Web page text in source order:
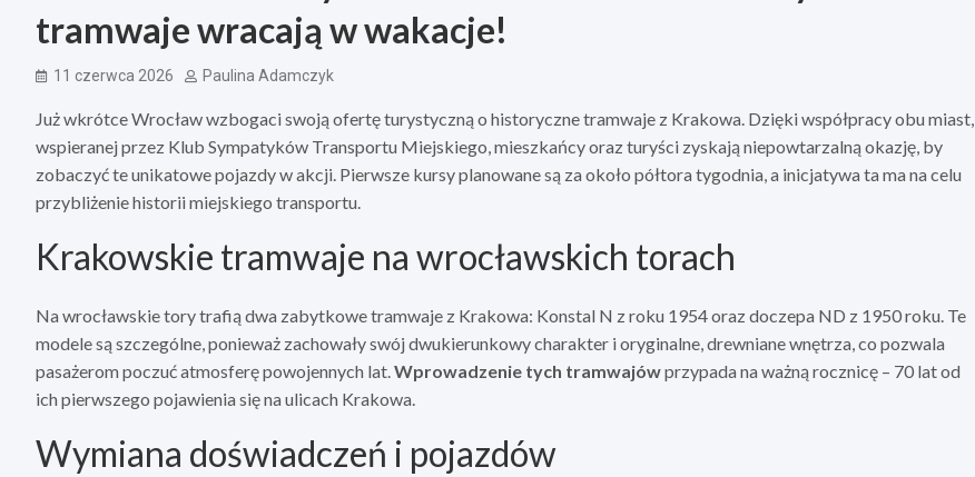
tramwaje wracają w wakacje!
11 czerwca 2026 Paulina Adamczyk
Już wkrótce Wrocław wzbogaci swoją ofertę turystyczną o historyczne tramwaje z Krakowa. Dzięki współpracy obu miast,
wspieranej przez Klub Sympatyków Transportu Miejskiego, mieszkańcy oraz turyści zyskają niepowtarzalną okazję, by
zobaczyć te unikatowe pojazdy w akcji. Pierwsze kursy planowane są za około półtora tygodnia, a inicjatywa ta ma na celu
przybliżenie historii miejskiego transportu.
Krakowskie tramwaje na wrocławskich torach
Na wrocławskie tory trafią dwa zabytkowe tramwaje z Krakowa: Konstal N z roku 1954 oraz doczepa ND z 1950 roku. Te
modele są szczególne, ponieważ zachowały swój dwukierunkowy charakter i oryginalne, drewniane wnętrza, co pozwala
pasażerom poczuć atmosferę powojennych lat.Wprowadzenie tych tramwajówprzypada na ważną rocznicę – 70 lat od
ich pierwszego pojawienia się na ulicach Krakowa.
Wymiana doświadczeń i pojazdów